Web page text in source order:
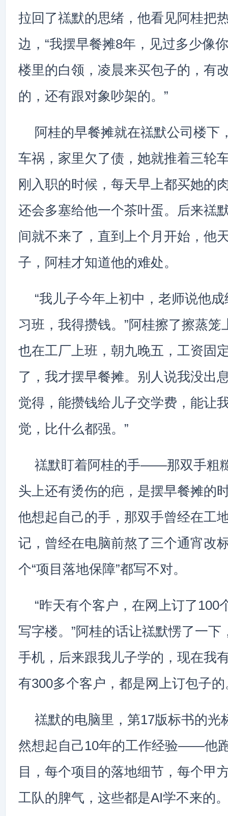
拉回了禚默的思绪，他看见阿桂把
边，“我摆早餐摊8年，见过多少
楼里的白领，凌晨来买包子的，有
的，还有跟对象吵架的。”
阿桂的早餐摊就在禚默公司楼下
车祸，家里欠了债，她就推着三轮
刚入职的时候，每天早上都买她的
还会多塞给他一个茶叶蛋。后来禚
间就不来了，直到上个月开始，他
子，阿桂才知道他的难处。
“我儿子今年上初中，老师说他
习班，我得攒钱。”阿桂擦了擦蒸笼
也在工厂上班，朝九晚五，工资固
了，我才摆早餐摊。别人说我没出
觉得，能攒钱给儿子交学费，能让
觉，比什么都强。”
禚默盯着阿桂的手——那双手粗
头上还有烫伤的疤，是摆早餐摊的
他想起自己的手，那双手曾经在工
记，曾经在电脑前熬了三个通宵改
个“项目落地保障”都写不对。
“昨天有个客户，在网上订了100
写字楼。”阿桂的话让禚默愣了一下
手机，后来跟我儿子学的，现在我
有300多个客户，都是网上订包子的
禚默的电脑里，第17版标书的光
然想起自己10年的工作经验——他
目，每个项目的落地细节，每个甲
工队的脾气，这些都是AI学不来的